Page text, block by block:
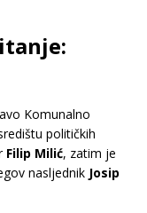
Komunalno
političkih
Filip Milić, zatim je
nasljednik Josip